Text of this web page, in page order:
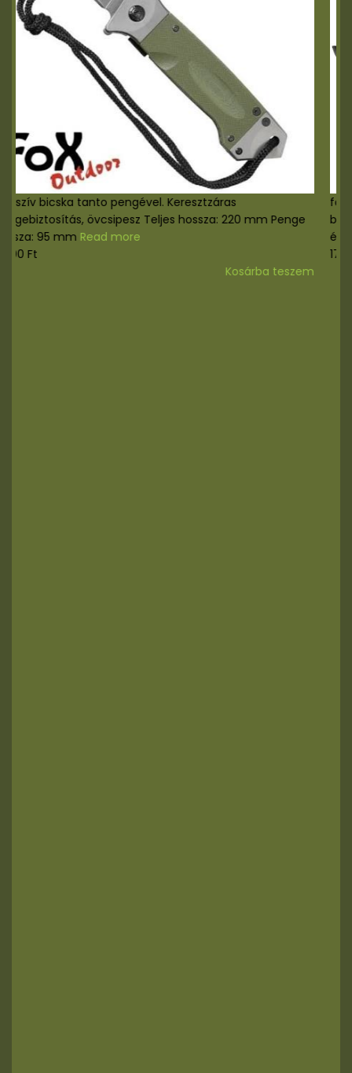
Masszív bicska tanto pengével. Keresztzáras
pengebiztosítás, övcsipesz Teljes hossza: 220 mm Penge
hossza: 95 mmRead more
8.000
Kosárba teszem